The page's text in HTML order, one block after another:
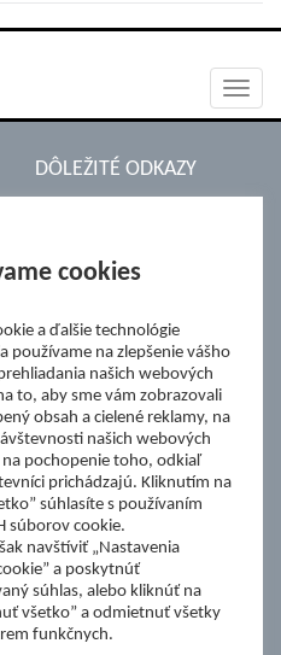
DÔLEŽITÉ ODKAZY
Nadácia Železiarne
ŽP Informatika s.r.o.
ŠK Železiarne Podbrezová
Tále a.s.
cookies
a ďalšie technológie
používame na zlepšenie vášho
našich webových
to, aby sme vám zobrazovali
obsah a cielené reklamy, na
našich webových
pochopenie toho, odkiaľ
prichádzajú. Kliknutím na
súhlasíte s používaním
súborov cookie.
navštíviť „Nastavenia
a poskytnúť
súhlas, alebo kliknúť na
všetko” a odmietnuť všetky
funkčnych.